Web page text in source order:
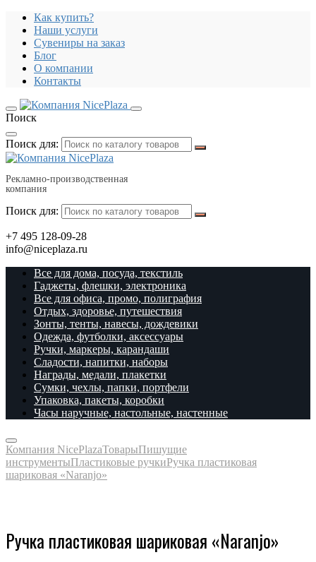
Как купить?
Наши услуги
Сувениры на заказ
Блог
О компании
Контакты
Поиск
Поиск для:
Рекламно-производственная
компания
Поиск для:
+7 495 128-09-28
info@niceplaza.ru
Все для дома, посуда, текстиль
Гаджеты, флешки, электроника
Все для офиса, промо, полиграфия
Отдых, здоровье, путешествия
Зонты, тенты, навесы, дождевики
Одежда, футболки, аксессуары
Ручки, маркеры, карандаши
Сладости, напитки, наборы
Награды, медали, плакетки
Сумки, чехлы, папки, портфели
Упаковка, пакеты, коробки
Часы наручные, настольные, настенные
Компания NicePlazaТоварыПишущие
инструментыПластиковые ручкиРучка пластиковая
шариковая «Naranjo»
Ручка пластиковая шариковая «Naranjo»